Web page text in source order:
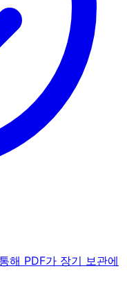
해 PDF가 장기 보관에